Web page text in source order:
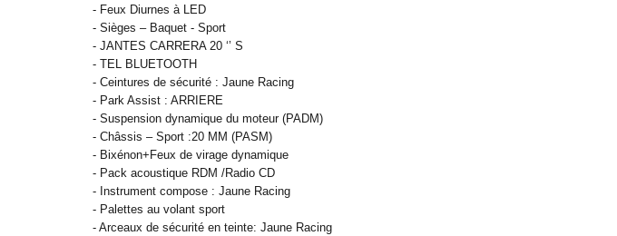
- Feux Diurnes à LED
- Sièges – Baquet - Sport
- JANTES CARRERA 20 ‘’ S
- TEL BLUETOOTH
- Ceintures de sécurité : Jaune Racing
- Park Assist : ARRIERE
- Suspension dynamique du moteur (PADM)
- Châssis – Sport :20 MM (PASM)
- Bixénon+Feux de virage dynamique
- Pack acoustique RDM /Radio CD
- Instrument compose : Jaune Racing
- Palettes au volant sport
- Arceaux de sécurité en teinte: Jaune Racing